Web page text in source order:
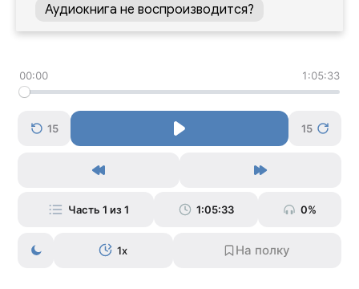
Аудиокнига не воспроизводится?
00:00 1:05:33
15 15
Часть 1 из 1 1:05:33 0%
1x